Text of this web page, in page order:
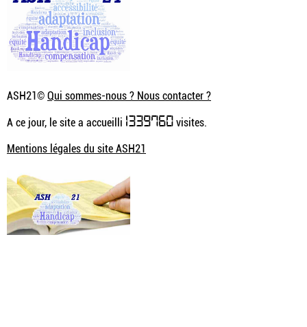
ASH21©Qui sommes-nous ? Nous contacter ?
A ce jour, le site a accueilli 1339760visites.
Mentions légales du site ASH21